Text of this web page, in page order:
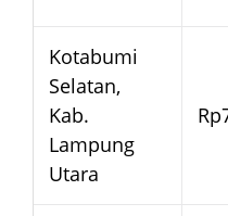
Kotabumi
Selatan,
Kab.
Lampung
Utara